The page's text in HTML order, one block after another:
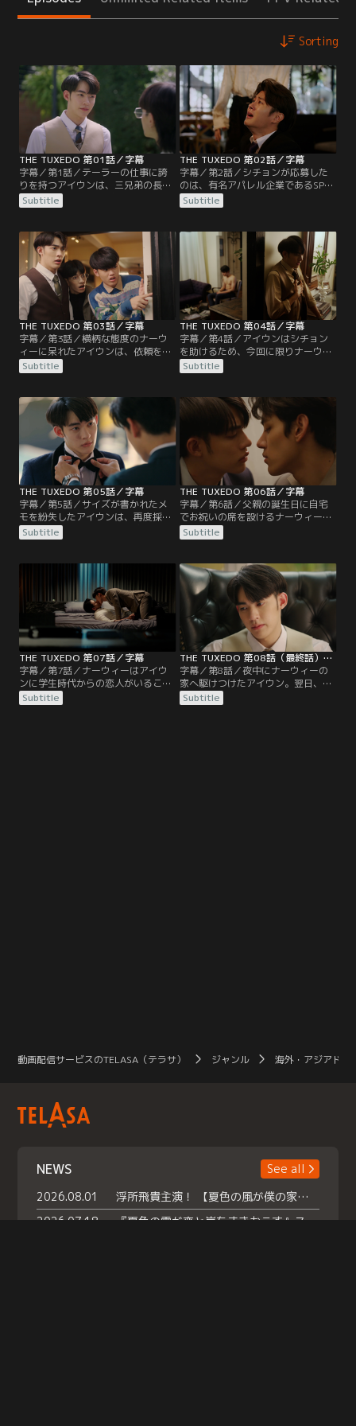
Sorting
THE TUXEDO 第01話／字幕
字幕／第1話／テーラーの仕事に誇
りを持つアイウンは、三兄弟の長男
として父親の後を継ぎ、“AOAテー
ラー”を営んでいた。そんなある
まれているところを、通りすがりの
シチョンに助けられる。もみ合った
際にシチョンのジャケットの袖が破
れてしまい、オープは店にシチョン
を連れていく。弟を助けてくれたお
礼にとアイウンから…。
Subtitle
THE TUXEDO 第02話／字幕
字幕／第2話／シチョンが応募した
のは、有名アパレル企業であるSPグ
ループ社長の御曹司 ナーウィーのア
シスタントだった。任された初仕事
ラーで仕立てること。だが、そのシ
チョンからの依頼をアイウンは断
る。シチョンは偽のテーラーをナー
ウィーの家へ連れていくが、すぐに
その嘘がバレてしまう。
Subtitle
THE TUXEDO 第03話／字幕
字幕／第3話／横柄な態度のナーウ
ィーに呆れたアイウンは、依頼を断
り帰ってしまう。それでも、どうし
ても父親の誕生日パーティーのため
ィーは、アイウンの店でスーツを仕
立てられないならクビにするとシチ
ョンを脅すのだった。今度は重病の
友人のために採寸なしでスーツを作
ってほしいと店にやってきたシチョ
ンに、アイウンは…。
Subtitle
THE TUXEDO 第04話／字幕
字幕／第4話／アイウンはシチョン
を助けるため、今回に限りナーウィ
ーのスーツを仕立てることを承諾す
る。採寸のため本人を連れてくるよ
て出ないナーウィーをある方法でア
イウンの店へ連れ出すのだが…。学
校の長期休みで帰省したアイウンの
弟アートは、亀が原因で兄オープと
は冷戦中。
Subtitle
THE TUXEDO 第05話／字幕
字幕／第5話／サイズが書かれたメ
モを紛失したアイウンは、再度採寸
をするためにナーウィーの家を訪れ
る。するとそこでアイウンはナーウ
す。店に戻り、ナーウィーのスーツ
を仕立て上げたアイウンは、弟オー
プからあるネット記事を見せられ
る。それはSPグループの後継者発表
のニュースだった。アイウンが完成
したスーツを…。
Subtitle
THE TUXEDO 第06話／字幕
字幕／第6話／父親の誕生日に自宅
でお祝いの席を設けるナーウィー。
当日、父セークサンと義母のポンチ
ーワー、義弟のナーウィンがナーウ
意された食事にも手を付けず、父セ
ークサンはナーウィーに来た理由を
告げるのだった。シチョンの代わり
にその場に居合わせたアイウンは、
帰り際のセークサンを呼び止める。
Subtitle
THE TUXEDO 第07話／字幕
字幕／第7話／ナーウィーはアイウ
ンに学生時代からの恋人がいること
を知る。ナーウィーに今の自分の気
持ちを伝えたアイウンだったが、そ
Subtitle
THE TUXEDO 第08話（最終話）／字幕
字幕／第8話／夜中にナーウィーの
家へ駆けつけたアイウン。翌日、ア
イウンはナーウィーを外へ連れ出す
が、立ち寄った先のカフェで人に囲
Subtitle
動画配信サービスのTELASA（テラサ） ジャンル 海外・アジアドラ
NEWS
See all
2026.08.01
浮所飛貴主演！ 【夏色の風が僕の家にやってきた】 本日よりテラサで独占配信スタート！
2026.07.18
『夏色の雲が恋と嵐をまきおこす』スペシャルメイキング 【Part1】2026年７月18日（土）23時30分～配信スタート！話題のシーンの裏側を大公開！豪華キャスト大集合！ 『武宮家 真夏の家族会議』開催！